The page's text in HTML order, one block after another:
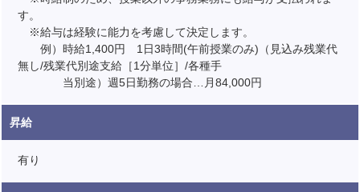
す。
※給与は経験に能力を考慮して決定します。
例）時給1,400円 1日3時間(午前授業のみ)（見込み残業代
無し/残業代別途支給［1分単位］/各種手
当別途）週5日勤務の場合…月84,000円
昇給
有り